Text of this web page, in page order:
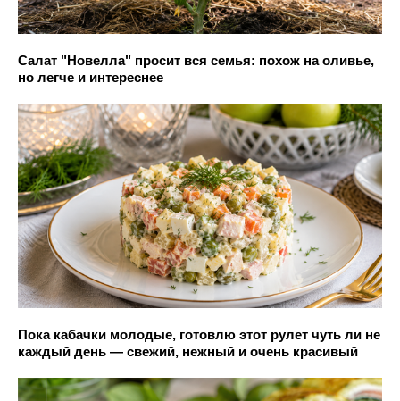
Салат "Новелла" просит вся семья: похож на оливье,
но легче и интереснее
Пока кабачки молодые, готовлю этот рулет чуть ли не
каждый день — свежий, нежный и очень красивый